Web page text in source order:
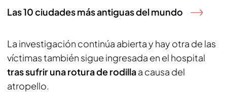
Las 10 ciudades más antiguas del mundo
La investigación continúa abierta y hay otra de las
víctimas también sigue ingresada en el hospital
tras sufrir una rotura de rodillaa causa del
atropello.